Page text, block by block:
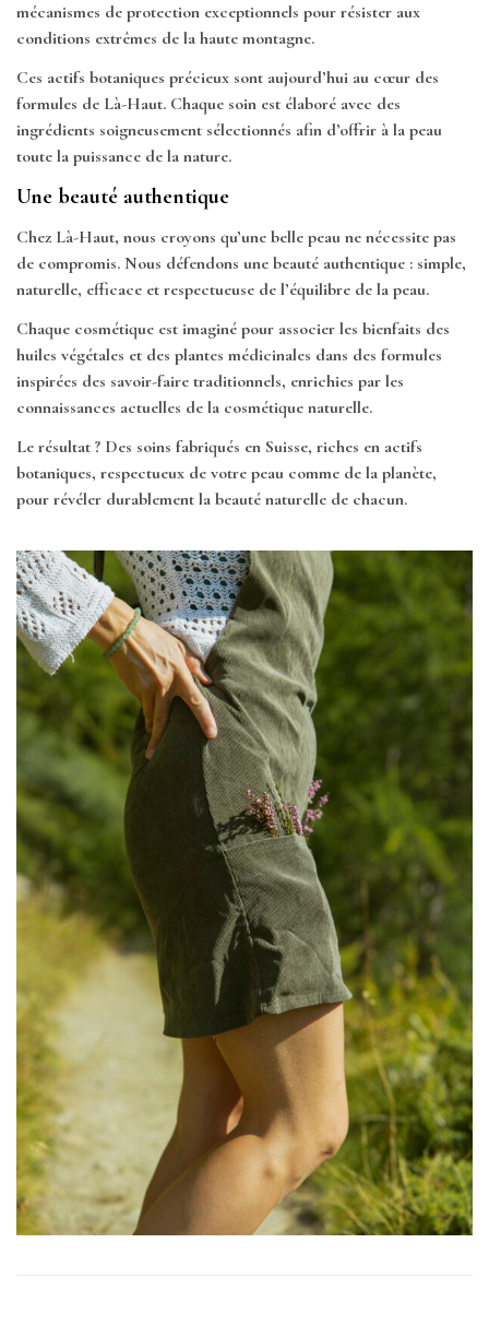
mécanismes de protection exceptionnels pour résister aux
conditions extrêmes de la haute montagne.
Ces actifs botaniques précieux sont aujourd’hui au cœur des
formules de Là-Haut. Chaque soin est élaboré avec des
ingrédients soigneusement sélectionnés afin d’offrir à la peau
toute la puissance de la nature.
Une beauté authentique
Chez Là-Haut, nous croyons qu’une belle peau ne nécessite pas
de compromis. Nous défendons une beauté authentique : simple,
naturelle, efficace et respectueuse de l’équilibre de la peau.
Chaque cosmétique est imaginé pour associer les bienfaits des
huiles végétales et des plantes médicinales dans des formules
inspirées des savoir-faire traditionnels, enrichies par les
connaissances actuelles de la cosmétique naturelle.
Le résultat ? Des soins fabriqués en Suisse, riches en actifs
botaniques, respectueux de votre peau comme de la planète,
pour révéler durablement la beauté naturelle de chacun.